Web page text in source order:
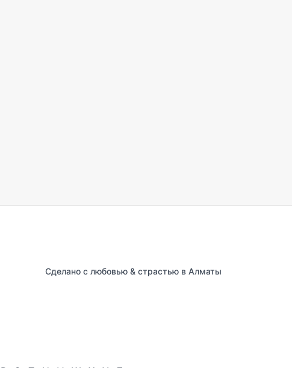
Сделано с любовью & страстью в Алматы